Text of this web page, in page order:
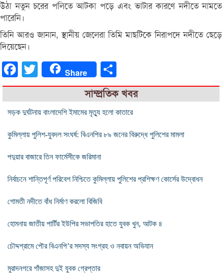
উঠা নতুন চরের পলিতে আটকা পড়ে এবং ভাটার কারণে নদীতে নামতে
পারেনি।
তিনি আরও জানান, স্থানীয় জেলেরা তিমি মাছটিকে নিরাপদে নদীতে ছেড়ে
দিয়েছেন।
FacebookTwitter Share
সাম্প্রতিক খবর
সড়ক দুর্ঘটনায় বাংলাদেশি ইমামের মৃত্যু হলো কাতারে
কুমিল্লায় পুলিশ-যুবদল সংঘর্ষ: বিএনপির ৮৯ জনের বিরুদ্ধে পুলিশের মামলা
পদুয়ার বাজারে তিন ফার্মেসীকে জরিমানা
নির্বাচনে শান্তিপূর্ণ পরিবেশ নিশ্চিতে কুমিল্লায় পুলিশের প্রশিক্ষণ কোর্সের উদ্বোধন
গোমতী নদীতে বাঁধ নির্মাণ করলো বিজিবি
হোমনায় জাতীয় পার্টির ইউপির সভাপতির হাতে যুবক খুন, আটক ৪
চৌদ্দগ্রামে পৌর বিএনপি’র সদস্য সংগ্রহ ও নবায়ন অভিযান
মুরাদনগরে গাঁজাসহ দুই যুবক গ্রেপ্তার